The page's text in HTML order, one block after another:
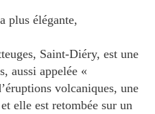
plus élégante,
Saint-Diéry, est une
aussi appelée «
volcaniques, une
elle est retombée sur un